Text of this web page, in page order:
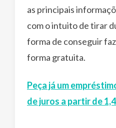
as principais
com o intuito de tirar
forma de conseguir
forma gratuita.
Peça já um
de juros a partir de